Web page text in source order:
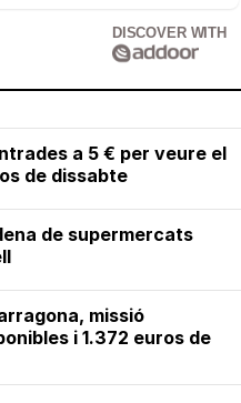
DISCOVER WITH
a 5 € per veure el
de dissabte
de supermercats
missió
i 1.372 euros de